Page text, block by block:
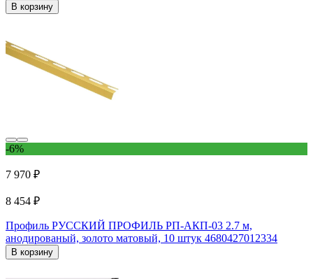
В корзину
-6%
7 970 ₽
8 454 ₽
Профиль РУССКИЙ ПРОФИЛЬ РП-АКП-03 2.7 м,
анодированый, золото матовый, 10 штук 4680427012334
В корзину